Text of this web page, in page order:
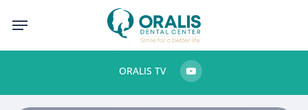
to
main
Menu
ORALIS TV